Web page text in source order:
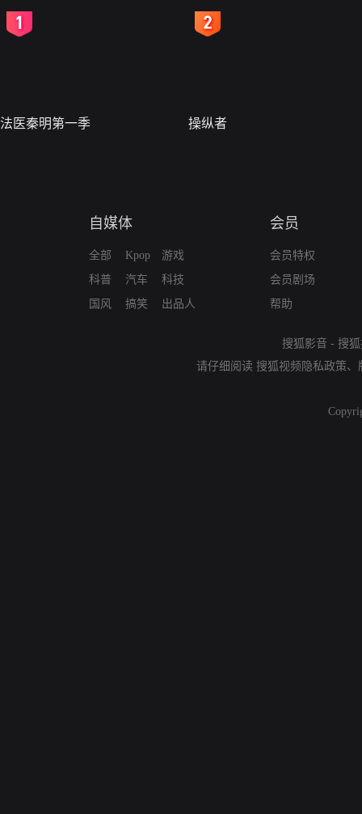
法医秦明第一季 操纵者
自媒体
全部
科普
国风
Kpop
汽车
搞笑
游戏
科技
出品人
会员
会员特权
会员剧场
帮助
搜狐影音 - 搜
请仔细阅读 搜狐视频隐私政策、